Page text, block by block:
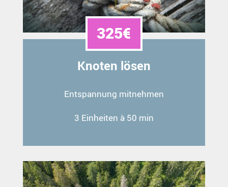
325€
Knoten lösen
Entspannung mitnehmen
3 Einheiten à 50 min